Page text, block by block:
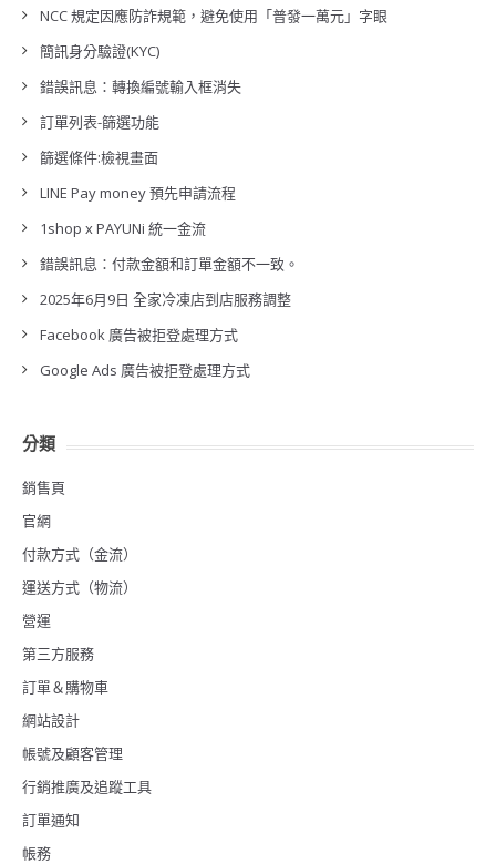
NCC 規定因應防詐規範，避免使用「普發一萬元」字眼
簡訊身分驗證(KYC)
錯誤訊息：轉換編號輸入框消失
訂單列表-篩選功能
篩選條件:檢視畫面
LINE Pay money 預先申請流程
1shop x PAYUNi 統一金流
錯誤訊息：付款金額和訂單金額不一致。
2025年6月9日 全家冷凍店到店服務調整
Facebook 廣告被拒登處理方式
Google Ads 廣告被拒登處理方式
分類
銷售頁
官網
付款方式（金流）
運送方式（物流）
營運
第三方服務
訂單＆購物車
網站設計
帳號及顧客管理
行銷推廣及追蹤工具
訂單通知
帳務